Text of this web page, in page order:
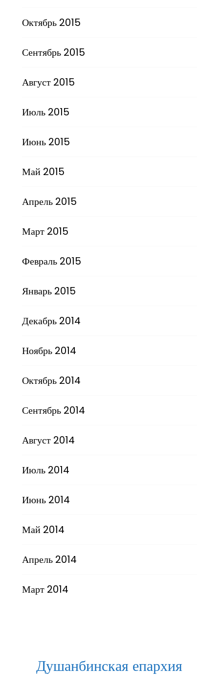
Октябрь 2015
Сентябрь 2015
Август 2015
Июль 2015
Июнь 2015
Май 2015
Апрель 2015
Март 2015
Февраль 2015
Январь 2015
Декабрь 2014
Ноябрь 2014
Октябрь 2014
Сентябрь 2014
Август 2014
Июль 2014
Июнь 2014
Май 2014
Апрель 2014
Март 2014
Душанбинская епархия